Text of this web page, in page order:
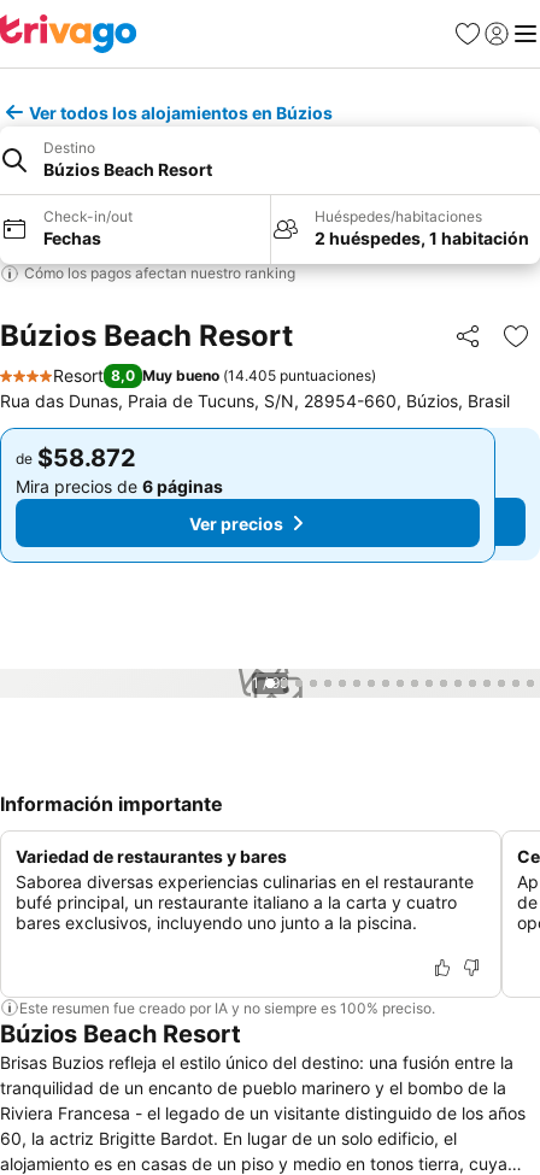
Favoritos
Iniciar
Ver todos los alojamientos en Búzios
Destino
Búzios Beach Resort
Check-in/out
Fechas
Huéspedes/habitaciones
2 huéspedes, 1 habitación
Cómo los pagos afectan nuestro ranking
Búzios Beach Resort Compartir
4 Estrellas
Resort 8,0 Muy bueno (14.405 puntuaciones)
Rua das Dunas, Praia de Tucuns, S/N, 28954-660, Búzios, Brasil
de $58.872
Mira precios de 6 páginas
Ver precios
de $58.872
Mira precios de 6 páginas
Ver precios
1 / 99
Información importante
Variedad de restaurantes y bares
Saborea diversas experiencias culinarias en el restaurante
bufé principal, un restaurante italiano a la carta y cuatro
bares exclusivos, incluyendo uno junto a la piscina.
Este resumen fue creado por IA y no siempre es 100% preciso.
Búzios Beach Resort
Brisas Buzios refleja el estilo único del destino: una fusión entre la
tranquilidad de un encanto de pueblo marinero y el bombo de la
Riviera Francesa - el legado de un visitante distinguido de los años
60, la actriz Brigitte Bardot. En lugar de un solo edificio, el
alojamiento es en casas de un piso y medio en tonos tierra, cuya